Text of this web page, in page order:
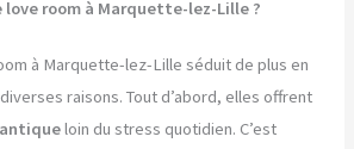
love room à Marquette-lez-Lille ?
à Marquette-lez-Lille séduit de plus en
raisons. Tout d’abord, elles offrent
loin du stress quotidien. C’est